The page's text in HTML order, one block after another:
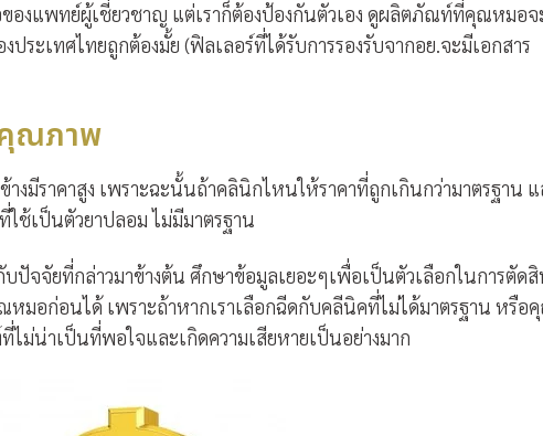
ของแพทย์ผู้เชี่ยวชาญ แต่เราก็ต้องป้องกันตัวเอง ดูผลิตภัณท์ที่คุณหมอจ
ประเทศไทยถูกต้องมั้ย (ฟิลเลอร์ที่ได้รับการรองรับจากอย.จะมีเอกสาร
ณภาพ
งมีราคาสูง เพราะฉะนั้นถ้าคลินิกไหนให้ราคาที่ถูกเกินกว่ามาตรฐาน
ช้เป็นตัวยาปลอม ไม่มีมาตรฐาน
ปัจจัยที่กล่าวมาข้างต้น ศึกษาข้อมูลเยอะๆเพื่อเป็นตัวเลือกในการตัด
หมอก่อนได้ เพราะถ้าหากเราเลือกฉีดกับคลีนิคที่ไม่ได้มาตรฐาน หรือ
ม่น่าเป็นที่พอใจและเกิดความเสียหายเป็นอย่างมาก